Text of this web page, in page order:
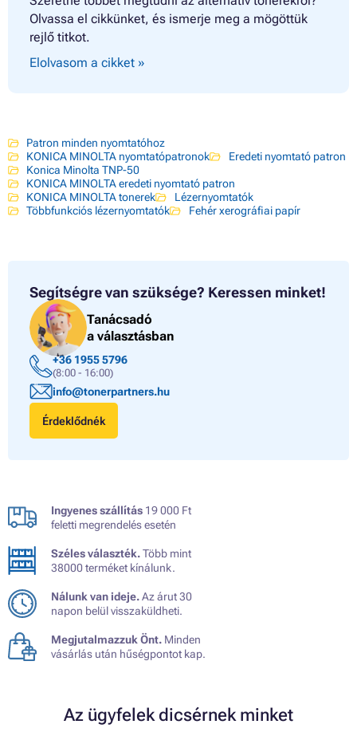
Olvassa el cikkünket, és ismerje meg a mögöttük
rejlő titkot.
Elolvasom a cikket »
Patron minden nyomtatóhoz
KONICA MINOLTA nyomtatópatronok
Eredeti nyomtató patron
Konica Minolta TNP-50
KONICA MINOLTA eredeti nyomtató patron
KONICA MINOLTA tonerek
Lézernyomtatók
Többfunkciós lézernyomtatók
Fehér xerográfiai papír
Segítségre van szüksége? Keressen minket!
Tanácsadó
a választásban
+36 1955 5796
(8:00 - 16:00)
info@tonerpartners.hu
Érdeklődnék
Ingyenes szállítás 19 000 Ft
feletti megrendelés esetén
Széles választék.Több mint
38000 terméket kínálunk.
Nálunk van ideje.Az árut 30
napon belül visszaküldheti.
Megjutalmazzuk Önt. Minden
vásárlás után hűségpontot kap.
Az ügyfelek dicsérnek minket